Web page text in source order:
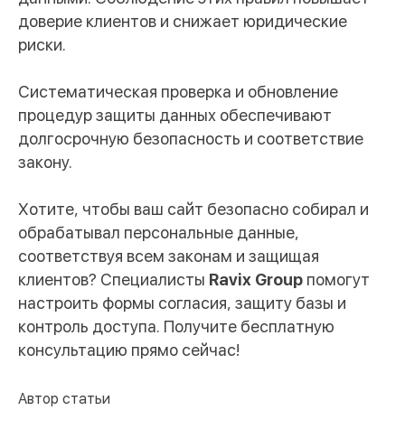
доверие клиентов и снижает юридические
риски.
Систематическая проверка и обновление
процедур защиты данных обеспечивают
долгосрочную безопасность и соответствие
закону.
Хотите, чтобы ваш сайт безопасно собирал и
обрабатывал персональные данные,
соответствуя всем законам и защищая
клиентов? Специалисты Ravix Group помогут
настроить формы согласия, защиту базы и
контроль доступа. Получите бесплатную
консультацию прямо сейчас!
Автор статьи